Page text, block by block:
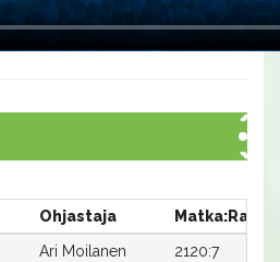
Ohjastaja Matka:Rata
Ari Moilanen 2120:7